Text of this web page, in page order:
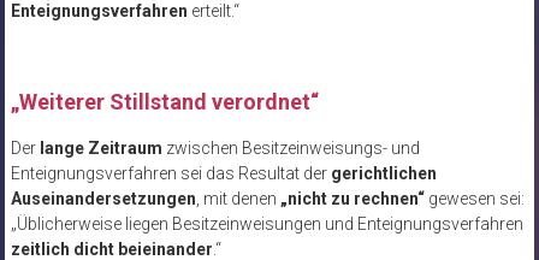
Enteignungsverfahren erteilt.“
„Weiterer Stillstand verordnet“
Der lange Zeitraum zwischen Besitzeinweisungs- und
Enteignungsverfahren sei das Resultat der gerichtlichen
Auseinandersetzungen , mit denen „nicht zu rechnen“gewesen sei:
„Üblicherweise liegen Besitzeinweisungen und Enteignungsverfahren
zeitlich dicht beieinander .“